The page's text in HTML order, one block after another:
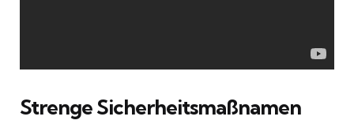
Strenge Sicherheitsmaßnamen